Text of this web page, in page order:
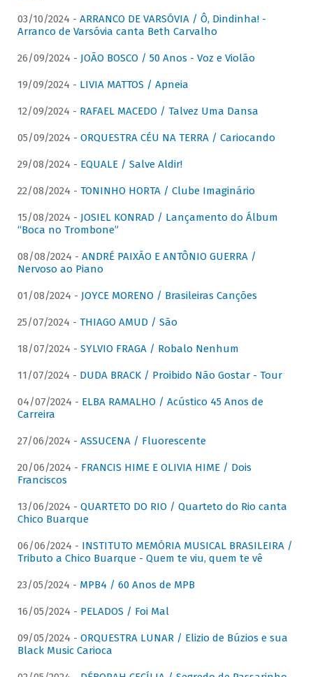
03/10/2024 - ARRANCO DE VARSÓVIA / Ô, Dindinha! -
Arranco de Varsóvia canta Beth Carvalho
26/09/2024 - JOÃO BOSCO / 50 Anos - Voz e Violão
19/09/2024 - LIVIA MATTOS / Apneia
12/09/2024 - RAFAEL MACEDO / Talvez Uma Dansa
05/09/2024 - ORQUESTRA CÉU NA TERRA / Cariocando
29/08/2024 - EQUALE / Salve Aldir!
22/08/2024 - TONINHO HORTA / Clube Imaginário
15/08/2024 - JOSIEL KONRAD / Lançamento do Álbum
“Boca no Trombone”
08/08/2024 - ANDRÉ PAIXÃO E ANTÔNIO GUERRA /
Nervoso ao Piano
01/08/2024 - JOYCE MORENO / Brasileiras Canções
25/07/2024 - THIAGO AMUD / São
18/07/2024 - SYLVIO FRAGA / Robalo Nenhum
11/07/2024 - DUDA BRACK / Proibido Não Gostar - Tour
04/07/2024 - ELBA RAMALHO / Acústico 45 Anos de
Carreira
27/06/2024 - ASSUCENA / Fluorescente
20/06/2024 - FRANCIS HIME E OLIVIA HIME / Dois
Franciscos
13/06/2024 - QUARTETO DO RIO / Quarteto do Rio canta
Chico Buarque
06/06/2024 - INSTITUTO MEMÓRIA MUSICAL BRASILEIRA /
Tributo a Chico Buarque - Quem te viu, quem te vê
23/05/2024 - MPB4 / 60 Anos de MPB
16/05/2024 - PELADOS / Foi Mal
09/05/2024 - ORQUESTRA LUNAR / Elizio de Búzios e sua
Black Music Carioca